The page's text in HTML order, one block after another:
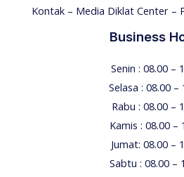
Kontak – Media Diklat Center –
Business
Senin : 08.00 –
Selasa : 08.00 –
Rabu : 08.00 –
Kamis : 08.00 –
Jumat: 08.00 –
Sabtu : 08.00 –